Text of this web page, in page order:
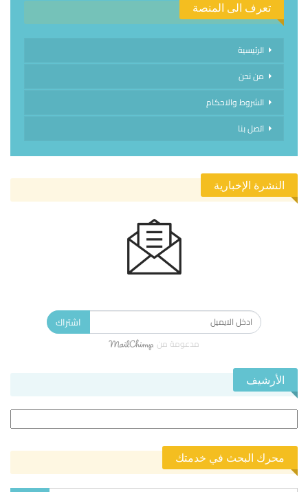
تعرف الى المنصة
الرئيسية
من نحن
الشروط والاحكام
اتصل بنا
النشرة الإخبارية
اشتراك
مدعومة من
الأرشيف
محرك البحث في خدمتك